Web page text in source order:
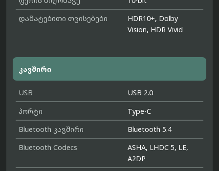
დამატებითი თვისებები
HDR10+, Dolby
Vision, HDR Vivid
კავშირი
USB
USB 2.0
პორტი
Type-C
Bluetooth კავშირი
Bluetooth 5.4
Bluetooth Codecs
ASHA, LHDC 5, LE,
A2DP